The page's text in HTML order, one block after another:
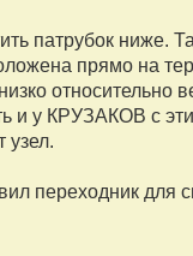
патрубок ниже.
прямо на
относительно
и у КРУЗАКОВ с
узел.
переходник для